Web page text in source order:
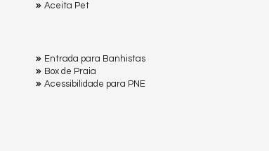
Aceita Pet
Entrada para Banhistas
Box de Praia
Acessibilidade para PNE